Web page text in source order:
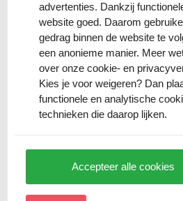
advertenties. Dankzij
website goed. Daarom
gedrag binnen de website te
een anonieme manier. Meer
over onze cookie- en
Kies je voorweigeren? Dan
functionele en analytische
technieken die daarop lijken.
Accepteer alle cookies